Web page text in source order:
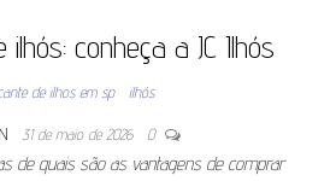
ilhós: conheça a JC Ilhós
de ilhos em sp ilhós
31 de maio de 2026 0
de quais são as vantagens de comprar